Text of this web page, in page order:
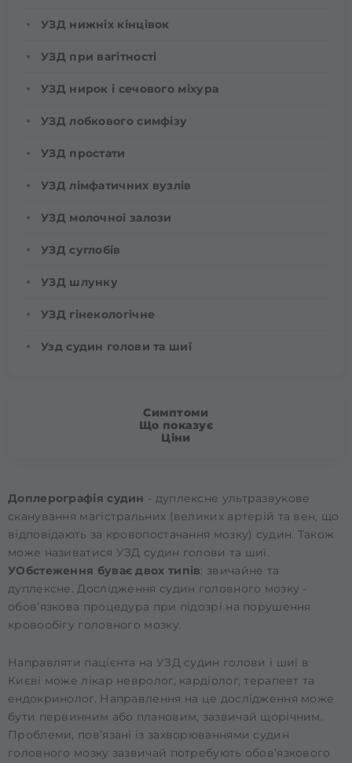
УЗД нижніх кінцівок
УЗД при вагітності
УЗД нирок і сечового міхура
УЗД лобкового симфізу
УЗД простати
УЗД лімфатичних вузлів
УЗД молочної залози
УЗД суглобів
УЗД шлунку
УЗД гінекологічне
Узд судин голови та шиї
Симптоми
Що показує
Ціни
Доплерографія судин - дуплексне ультразвукове
сканування магістральних (великих артерій та вен, що
відповідають за кровопостачання мозку) судин. Також
може називатися УЗД судин голови та шиї.
УОбстеження буває двох типів: звичайне та
дуплексне. Дослідження судин головного мозку -
обов’язкова процедура при підозрі на порушення
кровообігу головного мозку.
Направляти пацієнта на УЗД судин голови і шиї в
Києві може лікар невролог, кардіолог, терапевт та
ендокринолог. Направлення на це дослідження може
бути первинним або плановим, зазвичай щорічним.
Проблеми, пов’язані із захворюваннями судин
головного мозку зазвичай потребують обов’язкового